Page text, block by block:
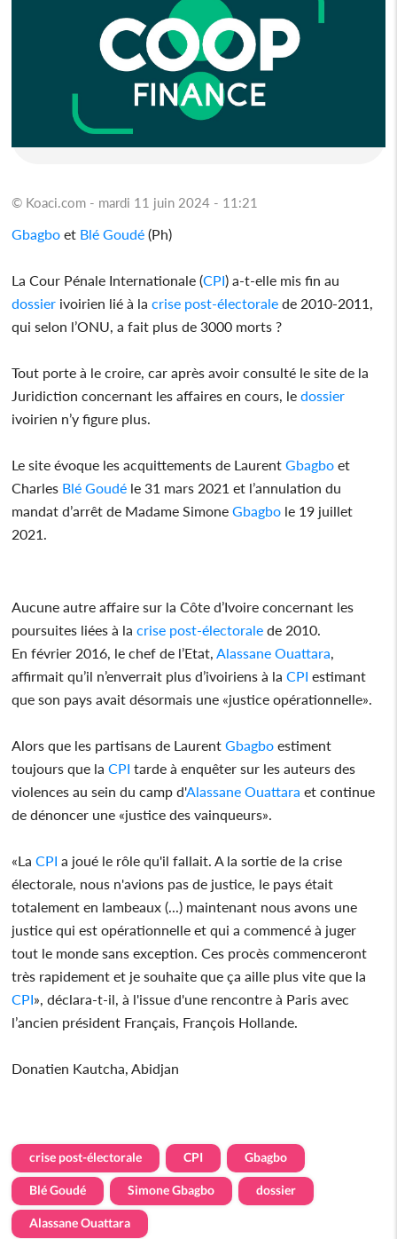
© Koaci.com - mardi 11 juin 2024 - 11:21
Gbagbo et Blé Goudé (Ph)
La Cour Pénale Internationale (CPI) a-t-elle mis fin au
dossier ivoirien lié à lacrise post-électorale de 2010-2011,
qui selon l’ONU, a fait plus de 3000 morts ?
Tout porte à le croire, car après avoir consulté le site de la
Juridiction concernant les affaires en cours, ledossier
ivoirien n’y figure plus.
Le site évoque les acquittements de LaurentGbagbo et
Charles Blé Goudé le 31 mars 2021 et l’annulation du
mandat d’arrêt de Madame SimoneGbagbo le 19 juillet
2021.
Aucune autre affaire sur la Côte d’Ivoire concernant les
poursuites liées à lacrise post-électorale de 2010.
En février 2016, le chef de l’Etat, Alassane Ouattara
affirmait qu’il n’enverrait plus d’ivoiriens à laCPI estimant
que son pays avait désormais une «justice opérationnelle».
Alors que les partisans de LaurentGbagbo estiment
toujours que laCPI tarde à enquêter sur les auteurs des
violences au sein du camp d'Alassane Ouattara et continue
de dénoncer une «justice des vainqueurs».
«LaCPI a joué le rôle qu'il fallait. A la sortie de la crise
électorale, nous n'avions pas de justice, le pays était
totalement en lambeaux (...) maintenant nous avons une
justice qui est opérationnelle et qui a commencé à juger
tout le monde sans exception. Ces procès commenceront
très rapidement et je souhaite que ça aille plus vite que la
CPI», déclara-t-il, à l'issue d'une rencontre à Paris avec
l’ancien président Français, François Hollande.
Donatien Kautcha, Abidjan
crise post-électorale CPI Gbagbo
Blé Goudé Simone Gbagbo dossier
Alassane Ouattara